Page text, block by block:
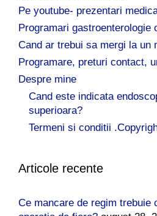
Pe youtube- prezentari
Programari gastroenterologie
Cand ar trebui sa mergi la un
Programare, preturi contact,
Despre mine
Cand este indicata
superioara?
Termeni si conditii
Articole recente
Ce mancare de regim trebuie